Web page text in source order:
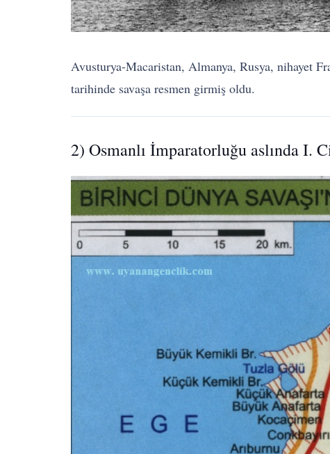
Avusturya-Macaristan, Almanya, Rusya, nihayet
tarihinde savaşa resmen girmiş oldu.
2) Osmanlı İmparatorluğu aslında I.